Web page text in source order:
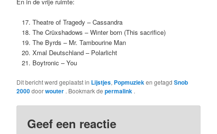
Theatre of Tragedy – Cassandra
The Crüxshadows – Winter born (This sacrifice)
The Byrds – Mr. Tambourine Man
Xmal Deutschland – Polarlicht
Boytronic – You
Dit bericht werd geplaatst in Lijstjes, Popmuzieken getagdSnob
2000doorwouter . Bookmark depermalink .
Geef een reactie